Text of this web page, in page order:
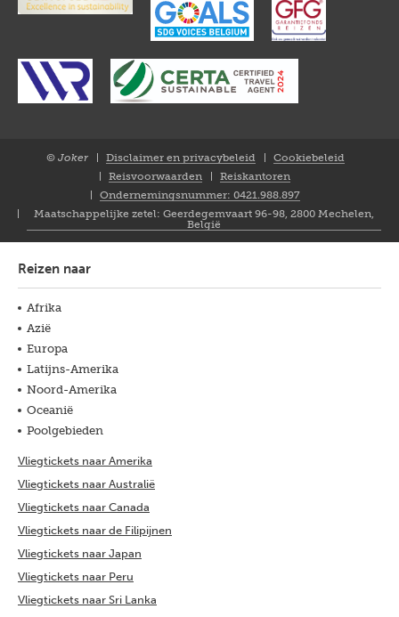
© Joker
Disclaimer en privacybeleid
Cookiebeleid
Reisvoorwaarden
Reiskantoren
Ondernemingsnummer: 0421.988.897
Maatschappelijke zetel: Geerdegemvaart 96-98, 2800 Mechelen,
België
Reizen naar
Afrika
Azië
Europa
Latijns-Amerika
Noord-Amerika
Oceanië
Poolgebieden
Vliegtickets naar Amerika
Vliegtickets naar Australië
Vliegtickets naar Canada
Vliegtickets naar de Filipijnen
Vliegtickets naar Japan
Vliegtickets naar Peru
Vliegtickets naar Sri Lanka